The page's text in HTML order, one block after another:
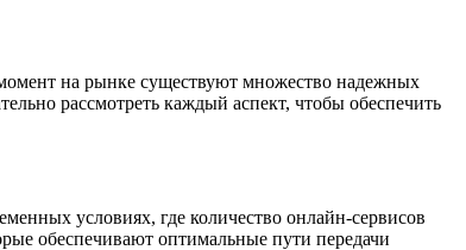
на рынке существуют множество надежных
рассмотреть каждый аспект, чтобы обеспечить
условиях, где количество онлайн-сервисов
обеспечивают оптимальные пути передачи